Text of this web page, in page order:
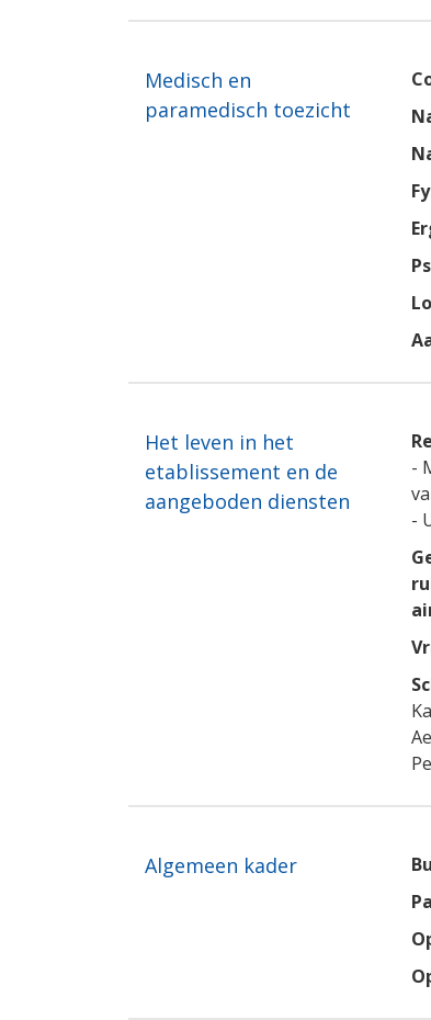
Medisch en
paramedisch toezicht
Het leven in het
etablissement en de
aangeboden diensten
-
-
Algemeen kader